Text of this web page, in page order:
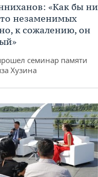
«Как бы ни
незаменимых
к сожалению, он
семинар памяти
Хузина